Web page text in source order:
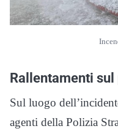
Rallentamenti sul
Sul luogo
agenti della Polizia